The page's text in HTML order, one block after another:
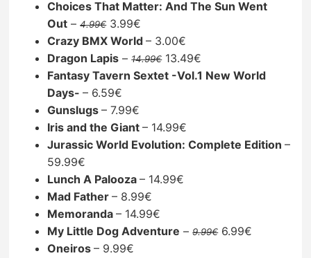
Choices That Matter: And The Sun Went
Out –4.99€3.99€
Crazy BMX World– 3.00€
Dragon Lapis –14.99€13.49€
Fantasy Tavern Sextet -Vol.1 New World
Days-– 6.59€
Gunslugs– 7.99€
Iris and the Giant– 14.99€
Jurassic World Evolution: Complete Edition–
59.99€
Lunch A Palooza– 14.99€
Mad Father– 8.99€
Memoranda– 14.99€
My Little Dog Adventure –9.99€6.99€
Oneiros– 9.99€